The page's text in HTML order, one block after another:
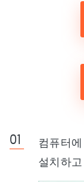
컴퓨터
설치하